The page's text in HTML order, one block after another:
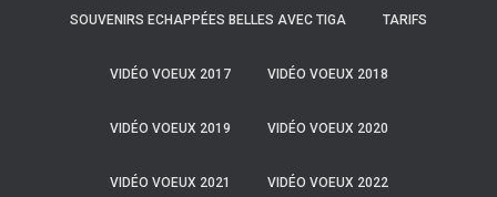
SOUVENIRS ECHAPPÉES BELLES AVEC TIGA TARIFS
VIDÉO VOEUX 2017 VIDÉO VOEUX 2018
VIDÉO VOEUX 2019 VIDÉO VOEUX 2020
VIDÉO VOEUX 2021 VIDÉO VOEUX 2022